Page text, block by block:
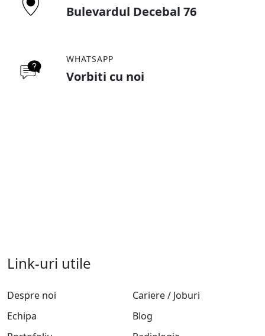
Bulevardul Decebal 76
WHATSAPP
Vorbiti cu noi
Link-uri utile
Despre noi
Cariere / Joburi
Echipa
Blog